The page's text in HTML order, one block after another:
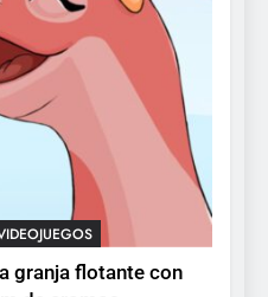
1.0: fecha,
y todo lo que llega
lanzamiento
DE VIDEOJUEGOS
Guild Wars
su primer CCG digital
y móviles
DE VIDEOJUEGOS
granja flotante con